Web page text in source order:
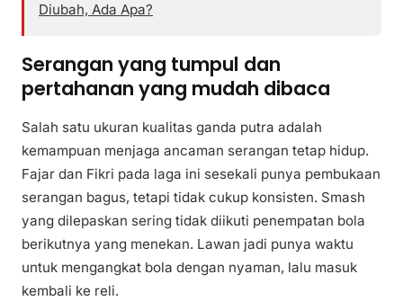
Diubah, Ada Apa?
Serangan yang tumpul dan
pertahanan yang mudah dibaca
Salah satu ukuran kualitas ganda putra adalah
kemampuan menjaga ancaman serangan tetap hidup.
Fajar dan Fikri pada laga ini sesekali punya pembukaan
serangan bagus, tetapi tidak cukup konsisten. Smash
yang dilepaskan sering tidak diikuti penempatan bola
berikutnya yang menekan. Lawan jadi punya waktu
untuk mengangkat bola dengan nyaman, lalu masuk
kembali ke reli.